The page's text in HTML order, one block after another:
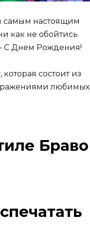
самым настоящим
как не обойтись
С Днем Рождения!
состоит из
любимых
Браво